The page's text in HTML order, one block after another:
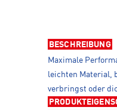
BESCHREIBUNG
Maximale
leichten Material,
verbringst oder